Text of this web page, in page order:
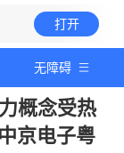
打开
无障碍
概念受热
京电子粤